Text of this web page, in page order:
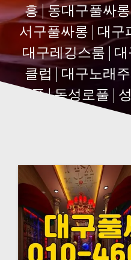
흥 | 동대구풀싸
서구풀싸롱 | 대구
대구레깅스룸 |
클럽 | 대구노래
풀 | 동성로풀 |